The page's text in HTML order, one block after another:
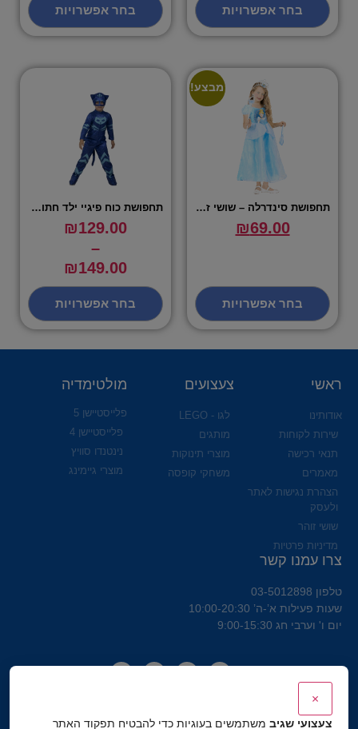
בחר אפשרויות בחר אפשרויות
מבצע!
תחפושת סינדרלה – שושי זוהר
₪69.00
בחר אפשרויות
תחפושת כוח פיגיי ילד חתול כחול – שושי זוהר
₪129.00
–
₪149.00
בחר אפשרויות
ראשי
אודותינו
שירות לקוחות
תנאי רכישה
מאמרים
הצהרת נגישות לאתר
ולעסק
שושי זוהר
מדיניות פרטיות
צעצועים
לגו - LEGO
מותגים
מוצרי תינוקות
משחקי קופסה
מולטימדיה
פלייסטיישן 5
פלייסטיישן 4
נינטנדו סוויץ
מוצרי גיימינג
צרו עמנו קשר
טלפון 03-5012898
שעות פעילות א’-ה’ 10:00-20:30
יום ו' וערבי חג 9:00-15:30
×
צעצועי שגיב משתמשים בעוגיות כדי להבטיח תפקוד האתר